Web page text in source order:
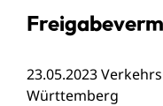
23.05.2023
Württemberg